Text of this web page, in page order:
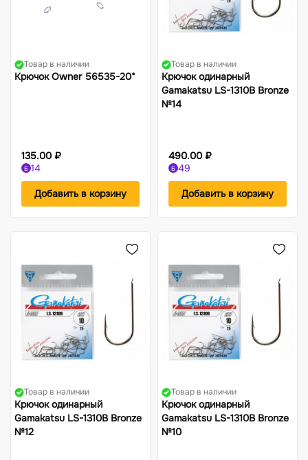
Товар в наличии
Крючок Owner 56535-20*
135.00 ₽
Б 14
Добавить в корзину
Товар в наличии
Крючок одинарный
Gamakatsu LS-1310B Bronze
№14
490.00 ₽
Б 49
Добавить в корзину
Товар в наличии
Крючок одинарный
Gamakatsu LS-1310B Bronze
№12
Товар в наличии
Крючок одинарный
Gamakatsu LS-1310B Bronze
№10